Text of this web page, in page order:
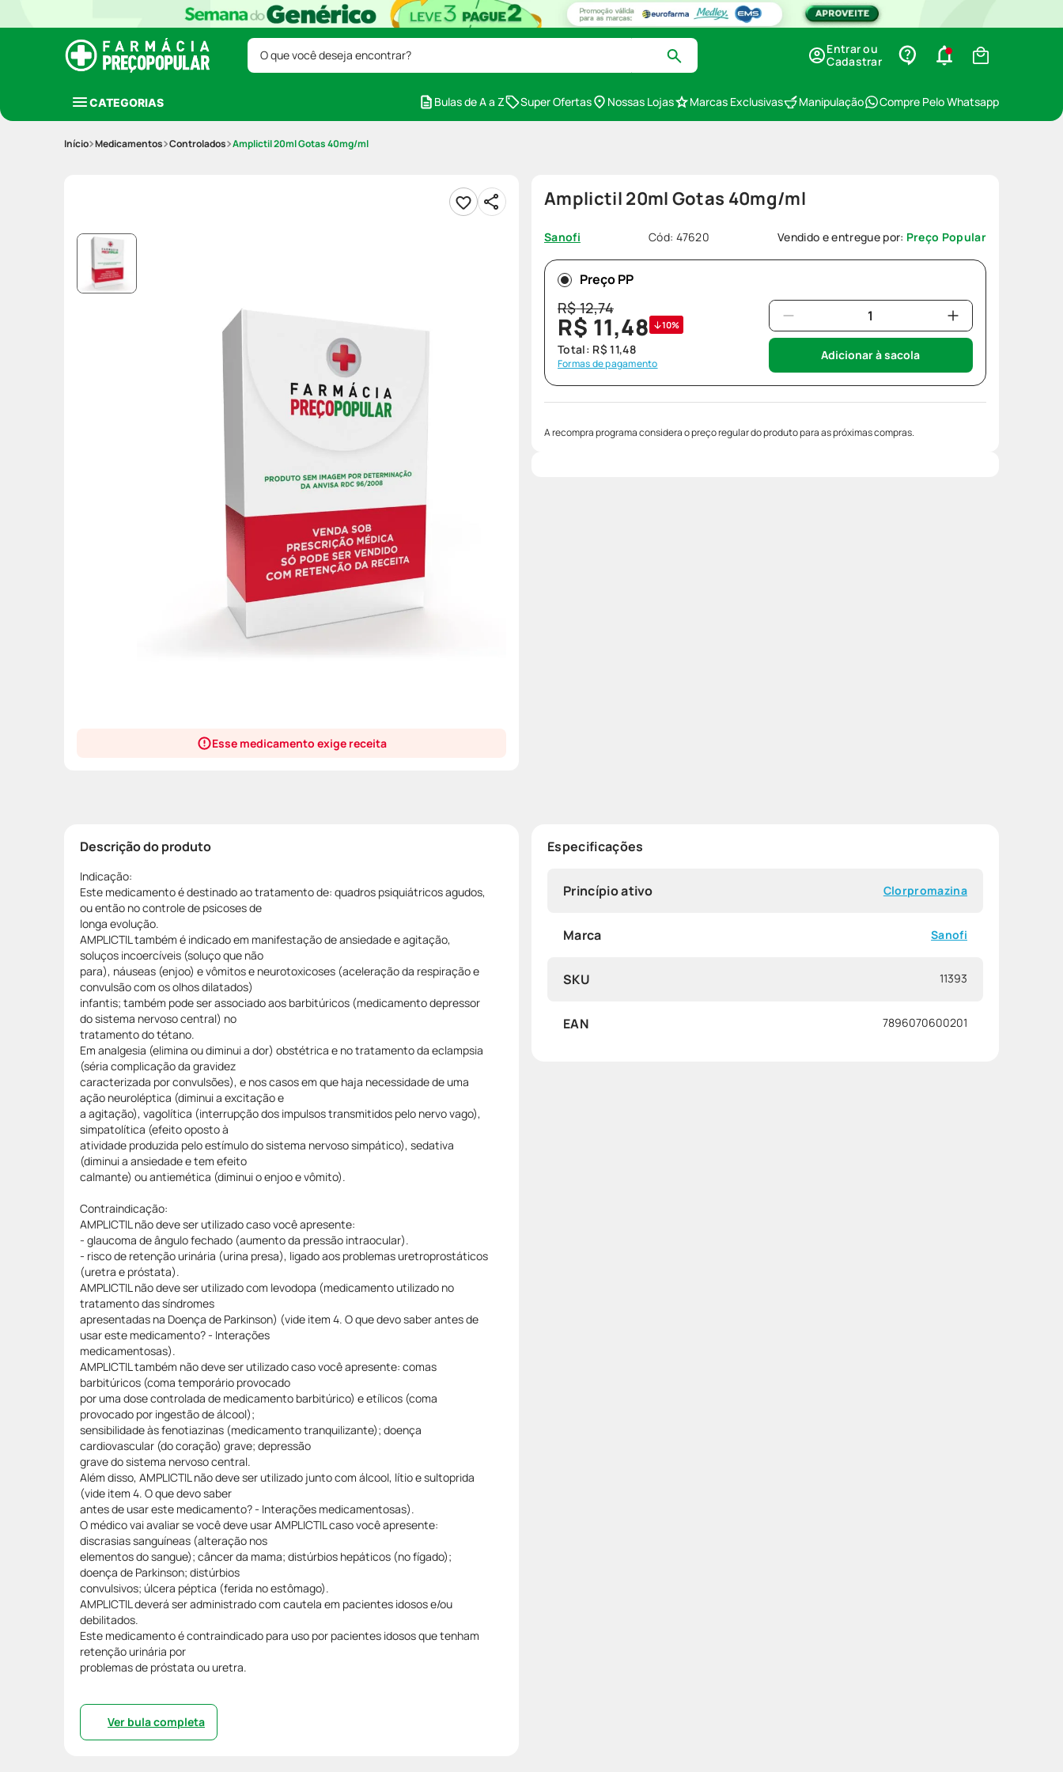
O que você deseja encontrar?
Entrar ou
Cadastrar
CATEGORIAS Bulas de A a Z Super Ofertas Nossas Lojas Marcas Exclusivas Manipulação Compre Pelo Whatsapp
Medicamentos Controlados Amplictil 20ml Gotas 40mg/ml
Esse medicamento exige receita
Amplictil 20ml Gotas 40mg/ml
Sanofi Cód: 47620 Vendido e entregue por: Preço Popular
Preço PP
R$12,74
R$ 11,48 10%
Total: R$ 11,48
Formas de pagamento
Adicionar à sacola
A recompra programa considera o preço regular do produto para as próximas compras.
Descrição do produto
Indicação:
Este medicamento é destinado ao tratamento de: quadros psiquiátricos agudos,
ou então no controle de psicoses de
longa evolução.
AMPLICTIL também é indicado em manifestação de ansiedade e agitação,
soluços incoercíveis (soluço que não
para), náuseas (enjoo) e vômitos e neurotoxicoses (aceleração da respiração e
convulsão com os olhos dilatados)
infantis; também pode ser associado aos barbitúricos (medicamento depressor
do sistema nervoso central) no
tratamento do tétano.
Em analgesia (elimina ou diminui a dor) obstétrica e no tratamento da eclampsia
(séria complicação da gravidez
caracterizada por convulsões), e nos casos em que haja necessidade de uma
ação neuroléptica (diminui a excitação e
a agitação), vagolítica (interrupção dos impulsos transmitidos pelo nervo vago),
simpatolítica (efeito oposto à
atividade produzida pelo estímulo do sistema nervoso simpático), sedativa
(diminui a ansiedade e tem efeito
calmante) ou antiemética (diminui o enjoo e vômito).
Contraindicação:
AMPLICTIL não deve ser utilizado caso você apresente:
- glaucoma de ângulo fechado (aumento da pressão intraocular).
- risco de retenção urinária (urina presa), ligado aos problemas uretroprostáticos
(uretra e próstata).
AMPLICTIL não deve ser utilizado com levodopa (medicamento utilizado no
tratamento das síndromes
apresentadas na Doença de Parkinson) (vide item 4. O que devo saber antes de
usar este medicamento? - Interações
medicamentosas).
AMPLICTIL também não deve ser utilizado caso você apresente: comas
barbitúricos (coma temporário provocado
por uma dose controlada de medicamento barbitúrico) e etílicos (coma
provocado por ingestão de álcool);
sensibilidade às fenotiazinas (medicamento tranquilizante); doença
cardiovascular (do coração) grave; depressão
grave do sistema nervoso central.
Além disso, AMPLICTIL não deve ser utilizado junto com álcool, lítio e sultoprida
(vide item 4. O que devo saber
antes de usar este medicamento? - Interações medicamentosas).
O médico vai avaliar se você deve usar AMPLICTIL caso você apresente:
discrasias sanguíneas (alteração nos
elementos do sangue); câncer da mama; distúrbios hepáticos (no fígado);
doença de Parkinson; distúrbios
convulsivos; úlcera péptica (ferida no estômago).
AMPLICTIL deverá ser administrado com cautela em pacientes idosos e/ou
debilitados.
Este medicamento é contraindicado para uso por pacientes idosos que tenham
retenção urinária por
problemas de próstata ou uretra.
Ver bula completa
Especificações
Princípio ativo Clorpromazina
Marca Sanofi
SKU 11393
EAN 7896070600201